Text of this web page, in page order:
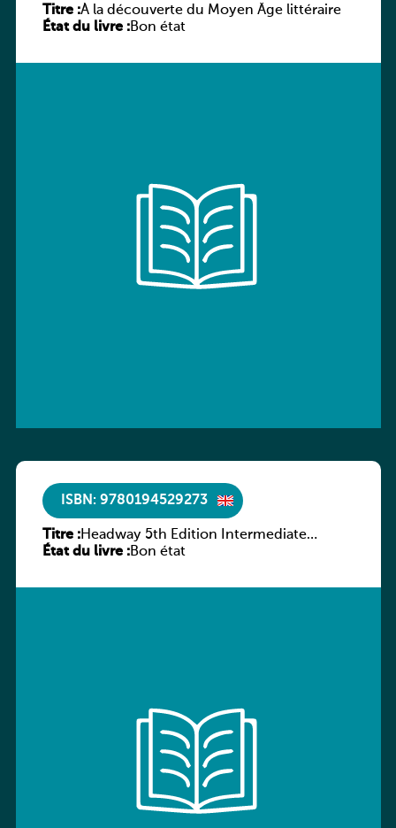
Titre :À la découverte du Moyen Âge littéraire
État du livre :Bon état
ISBN: 9780194529273
Titre :Headway 5th Edition Intermediate
Culture and Literature Companion
État du livre :Bon état